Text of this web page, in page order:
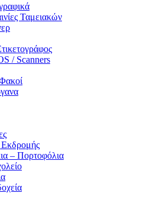
Ταμειακών
/ Scanners
Εκδρομής
– Πορτοφόλια